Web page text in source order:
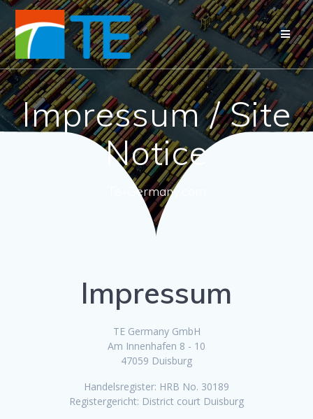
Impressum / Site
Notice
Te-Germany.com
Impressum
TE Germany GmbH
Am Innenhafen 8 - 10
47059 Duisburg
Handelsregister: HRB No. 30189
Registergericht: District court Duisburg